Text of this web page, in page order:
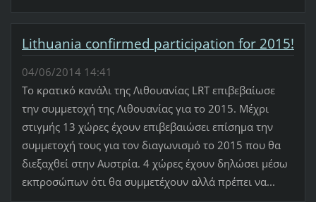
Lithuania confirmed participation for 2015!
04/06/2014 14:41
Το κρατικό κανάλι της Λιθουανίας LRT επιβεβαίωσε
την συμμετοχή της Λιθουανίας για το 2015. Μέχρι
στιγμής 13 χώρες έχουν επιβεβαιώσει επίσημα την
συμμετοχή τους για τον διαγωνισμό το 2015 που θα
διεξαχθεί στην Αυστρία. 4 χώρες έχουν δηλώσει μέσω
εκπροσώπων ότι θα συμμετέχουν αλλά πρέπει να...